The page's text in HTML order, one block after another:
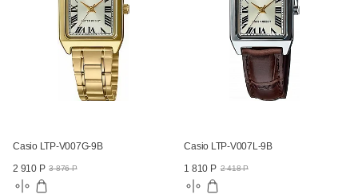
Casio LTP-V007G-9B
2 910 Р 3 876 Р
Casio LTP-V007L-9B
1 810 Р 2 418 Р